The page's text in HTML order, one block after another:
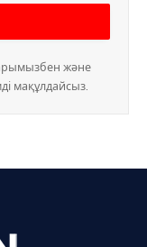
және
мақұлдайсыз.